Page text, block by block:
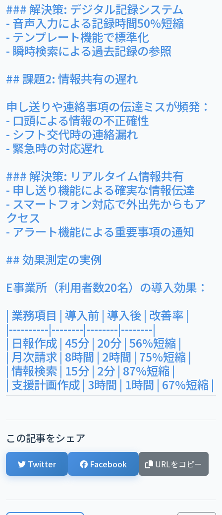
### 解決策: デジタル記録システム
- 音声入力による記録時間50%短縮
- テンプレート機能で標準化
- 瞬時検索による過去記録の参照
## 課題2: 情報共有の遅れ
申し送りや連絡事項の伝達ミスが頻発：
- 口頭による情報の不正確性
- シフト交代時の連絡漏れ
- 緊急時の対応遅れ
### 解決策: リアルタイム情報共有
- 申し送り機能による確実な情報伝達
- スマートフォン対応で外出先からもア
クセス
- アラート機能による重要事項の通知
## 効果測定の実例
E事業所（利用者数20名）の導入効果：
| 業務項目 | 導入前 | 導入後 | 改善率 |
|----------|--------|--------|--------|
| 日報作成 | 45分 | 20分 | 56%短縮 |
| 月次請求 | 8時間 | 2時間 | 75%短縮 |
| 情報検索 | 15分 | 2分 | 87%短縮 |
| 支援計画作成 | 3時間 | 1時間 | 67%短縮 |
この記事をシェア
Twitter Facebook URLをコピー